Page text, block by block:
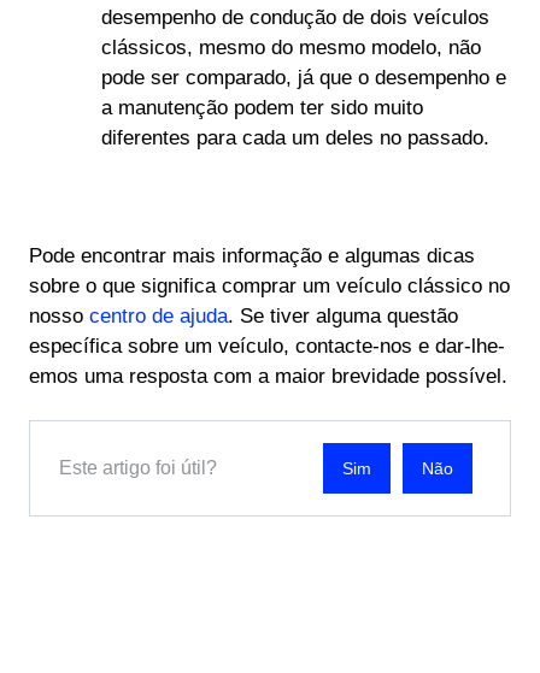
desempenho de condução de dois veículos
clássicos, mesmo do mesmo modelo, não
pode ser comparado, já que o desempenho e
a manutenção podem ter sido muito
diferentes para cada um deles no passado.
Pode encontrar mais informação e algumas dicas
sobre o que significa comprar um veículo clássico no
nosso centro de ajuda. Se tiver alguma questão
específica sobre um veículo, contacte-nos e dar-lhe-
emos uma resposta com a maior brevidade possível.
Este artigo foi útil? Não